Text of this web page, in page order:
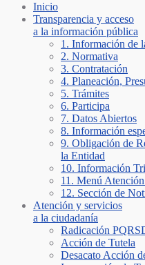
Inicio
Transparencia y acceso
a la información pública
1. Información de
2. Normativa
3. Contratación
4. Planeación,
5. Trámites
6. Participa
7. Datos Abiertos
8. Información
9. Obligación de
la Entidad
10. Información
11. Menú
12. Sección de
Atención y servicios
a la ciudadanía
Radicación
Acción de Tutela
Desacato Acción